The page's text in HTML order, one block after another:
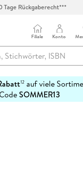
Tage Rückgaberecht***
Filiale Konto
12auf viele
CodeSOMMER13